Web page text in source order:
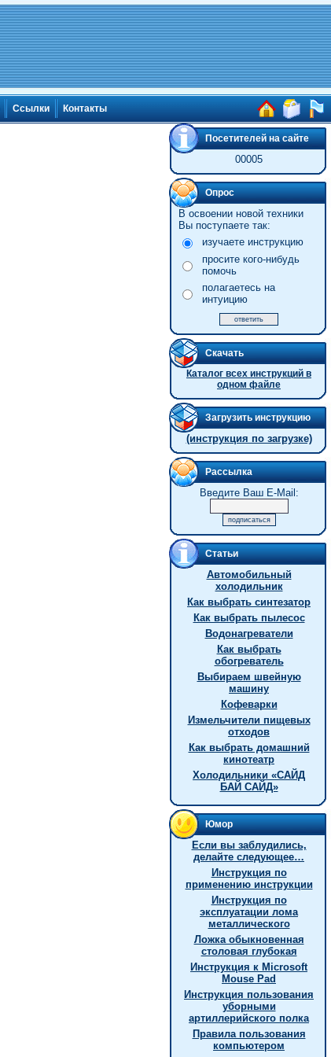
Ссылки Контакты
Посетителей на сайте
00005
Опрос
В освоении новой техники
Вы поступаете так:
изучаете инструкцию
просите кого-нибудь
помочь
полагаетесь на
интуицию
Скачать
Каталог всех инструкций в
одном файле
Загрузить инструкцию
(инструкция по загрузке)
Рассылка
Введите Ваш E-Mail:
Статьи
Автомобильный
холодильник
Как выбрать синтезатор
Как выбрать пылесос
Водонагреватели
Как выбрать
обогреватель
Выбираем швейную
машину
Кофеварки
Измельчители пищевых
отходов
Как выбрать домашний
кинотеатр
Холодильники «САЙД
БАЙ САЙД»
Юмор
Если вы заблудились,
делайте следующее…
Инструкция по
применению инструкции
Инструкция по
эксплуатации лома
металлического
Ложка обыкновенная
столовая глубокая
Инструкция к Microsoft
Mouse Pad
Инструкция пользования
уборными
артиллерийского полка
Правила пользования
компьютером